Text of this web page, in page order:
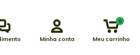
Minha conta Meu carrinho
0